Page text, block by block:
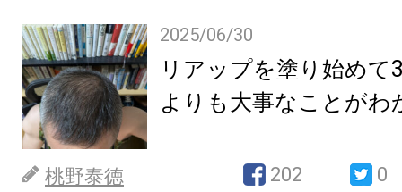
2025/06/30
リアップを塗り始めて
よりも大事なことがわ
桃野泰徳 202 0